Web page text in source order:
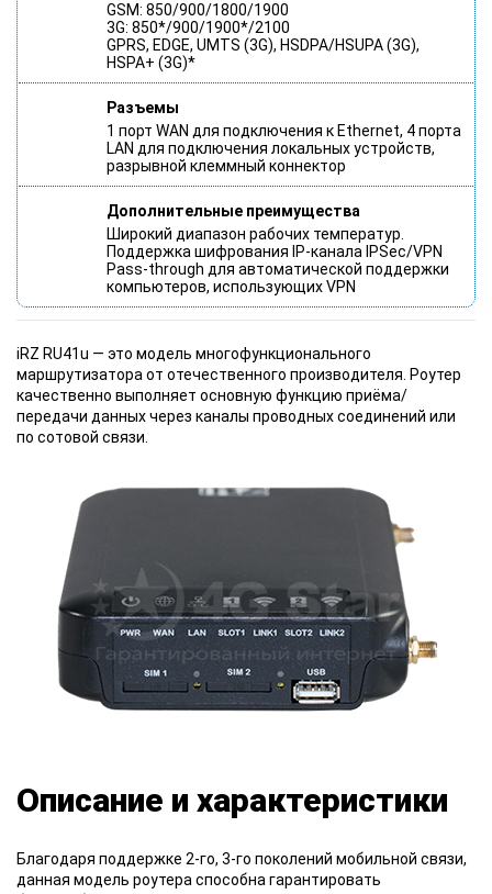
GSM: 850/900/1800/1900
3G: 850*/900/1900*/2100
GPRS, EDGE, UMTS (3G), HSDPA/HSUPA (3G),
HSPA+ (3G)*
Разъемы
1 порт WAN для подключения к Ethernet, 4 порта
LAN для подключения локальных устройств,
разрывной клеммный коннектор
Дополнительные преимущества
Широкий диапазон рабочих температур.
Поддержка шифрования IP-канала IPSec/VPN
Pass-through для автоматической поддержки
компьютеров, использующих VPN
iRZ RU41u — это модель многофункционального
маршрутизатора от отечественного производителя. Роутер
качественно выполняет основную функцию приёма/
передачи данных через каналы проводных соединений или
по сотовой связи.
Описание и характеристики
Благодаря поддержке 2-го, 3-го поколений мобильной связи,
данная модель роутера способна гарантировать